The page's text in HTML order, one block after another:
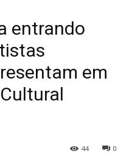
entrando
em
0
44